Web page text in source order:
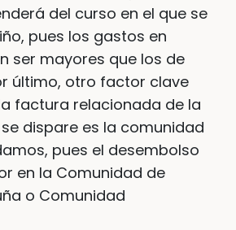
del curso en el que se
pues los gastos en
ser mayores que los de
último, otro factor clave
factura relacionada de la
se dispare es la comunidad
pues el desembolso
en la Comunidad de
o Comunidad